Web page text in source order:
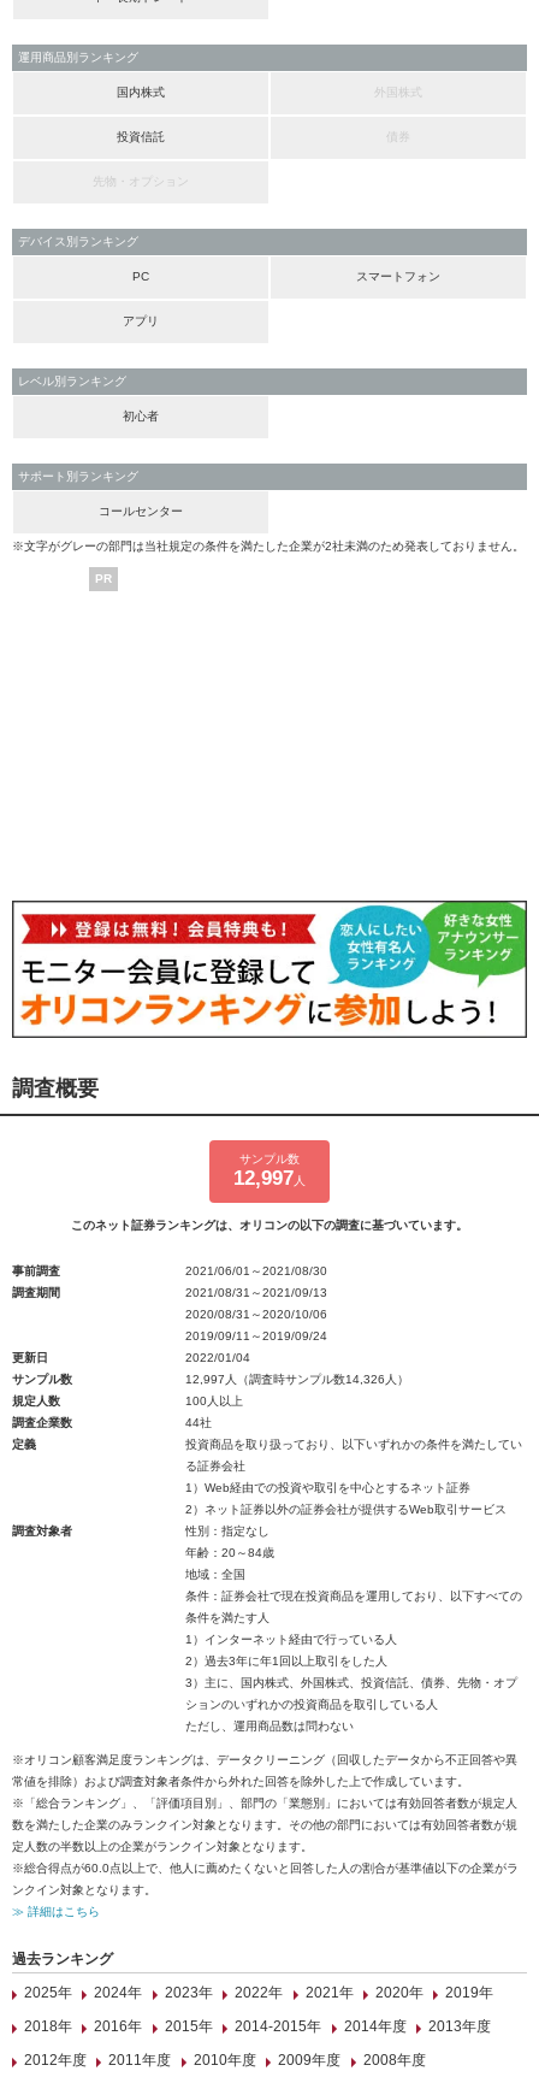
運用商品別ランキング
国内株式 外国株式
投資信託 債券
先物・オプション
デバイス別ランキング
PC スマートフォン
アプリ
レベル別ランキング
初心者
サポート別ランキング
コールセンター
※文字がグレーの部門は当社規定の条件を満たした企業が2社未満のため発表しておりません。
PR
調査概要
サンプル数
12,997 人
このネット証券ランキングは、オリコンの以下の調査に基づいています。
事前調査
2021/06/01～2021/08/30
調査期間
2021/08/31～2021/09/13
2020/08/31～2020/10/06
2019/09/11～2019/09/24
更新日
2022/01/04
サンプル数
12,997人（調査時サンプル数14,326人）
規定人数
100人以上
調査企業数
44社
定義
投資商品を取り扱っており、以下いずれかの条件を満たしてい
る証券会社
1）Web経由での投資や取引を中心とするネット証券
2）ネット証券以外の証券会社が提供するWeb取引サービス
調査対象者
性別：指定なし
年齢：20～84歳
地域：全国
条件：証券会社で現在投資商品を運用しており、以下すべての
条件を満たす人
1）インターネット経由で行っている人
2）過去3年に年1回以上取引をした人
3）主に、国内株式、外国株式、投資信託、債券、先物・オプ
ションのいずれかの投資商品を取引している人
ただし、運用商品数は問わない
※オリコン顧客満足度ランキングは、データクリーニング（回収したデータから不正回答や異
常値を排除）および調査対象者条件から外れた回答を除外した上で作成しています。
※「総合ランキング」、「評価項目別」、部門の「業態別」においては有効回答者数が規定人
数を満たした企業のみランクイン対象となります。その他の部門においては有効回答者数が規
定人数の半数以上の企業がランクイン対象となります。
※総合得点が60.0点以上で、他人に薦めたくないと回答した人の割合が基準値以下の企業がラ
ンクイン対象となります。
≫ 詳細はこちら
過去ランキング
2025年
2024年 2023年 2022年 2021年 2020年
2019年
2018年
2016年 2015年 2014-2015年 2014年度
2013年度
2012年度
2011年度 2010年度 2009年度 2008年度